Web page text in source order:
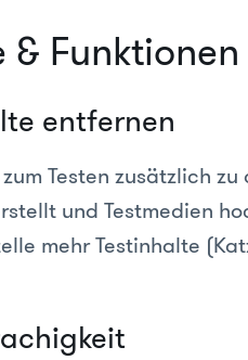
& Funktionen
entfernen
Testen zusätzlich
und Testmedien
mehr Testinhalte